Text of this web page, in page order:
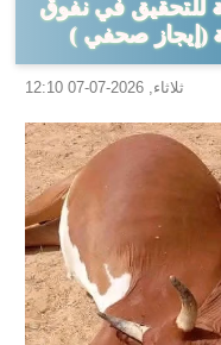
للتحقيق في نفوق
ثلاثاء, 2026-07-07 12:10